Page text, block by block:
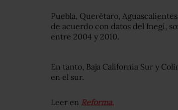
Puebla, Querétaro,
de acuerdo con datos del Inegi,
entre 2004 y 2010.
En tanto, Baja California Sur y
en el sur.
Leer en Reforma.